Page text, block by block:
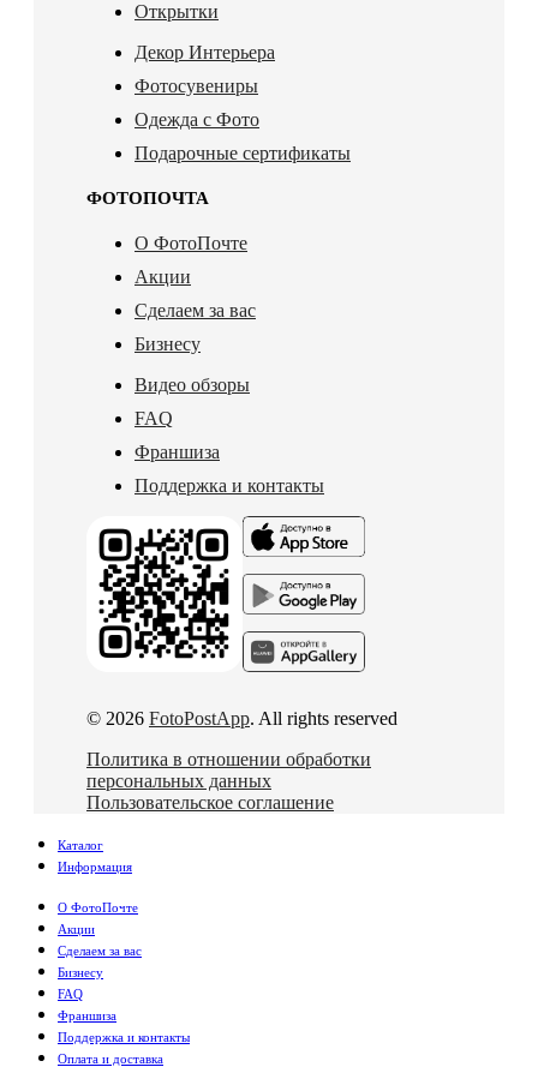
Открытки
Декор Интерьера
Фотосувениры
Одежда с Фото
Подарочные сертификаты
ФОТОПОЧТА
О ФотоПочте
Акции
Сделаем за вас
Бизнесу
Видео обзоры
FAQ
Франшиза
Поддержка и контакты
© 2026 FotoPostApp. All rights reserved
Политика в отношении обработки
персональных данных
Пользовательское соглашение
Каталог
Информация
О ФотоПочте
Акции
Сделаем за вас
Бизнесу
FAQ
Франшиза
Поддержка и контакты
Оплата и доставка